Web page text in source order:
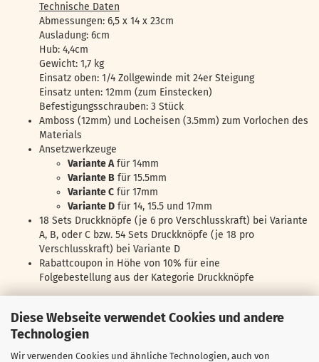
Diese Webseite verwendet Cookies und andere
Technologien
Wir verwenden Cookies und ähnliche Technologien, auch von
Technische Daten
Abmessungen: 6,5 x 14 x 23cm
Ausladung: 6cm
Hub: 4,4cm
Gewicht: 1,7 kg
Einsatz oben: 1/4 Zollgewinde mit 24er Steigung
Einsatz unten: 12mm (zum Einstecken)
Befestigungsschrauben: 3 Stück
Amboss (12mm) und Locheisen (3.5mm) zum Vorlochen des
Materials
Ansetzwerkzeuge
Variante Afür 14mm
Variante B für 15.5mm
Variante C für 17mm
Variante D für 14, 15.5 und 17mm
18 Sets Druckknöpfe (je 6 pro Verschlusskraft) bei Variante
A, B, oder C bzw. 54 Sets Druckknöpfe (je 18 pro
Verschlusskraft) bei Variante D
Rabattcoupon in Höhe von 10% für eine
Folgebestellung aus der Kategorie Druckknöpfe